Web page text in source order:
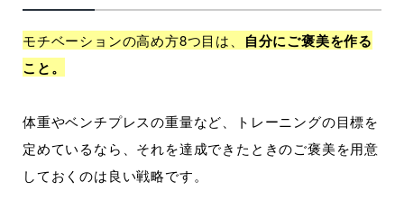
モチベーションの高め方8つ目は、
自分にご褒美を作る
こと。
体重やベンチプレスの重量など、トレーニングの目標を
定めているなら、それを達成できたときのご褒美を用意
しておくのは良い戦略です。